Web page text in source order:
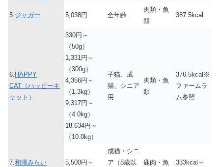
5.ジャガー 5,038円 全年齢
肉類・魚
類
387.5kcal
6. HAPPY
CAT（ハッピーキ
ャット）
330円～
（50g）
1,331円～
（300g）
4,356円～
（1.3kg）
9,317円～
（4.0kg）
18,634円～
（10.0kg）
子猫、成
猫、シニア
用
肉類・魚
類
376.5kcal※
ファームラ
ム参照
7.和漢みらい 5,500円～
成猫・シニ
ア（8歳以
鹿肉・魚 333kcal～